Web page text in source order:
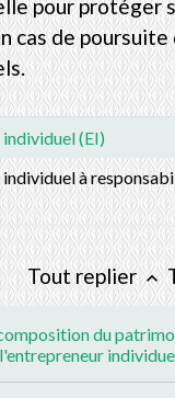
pour protéger
cas de
(EI)
individuel à
Tout replierkeyboard_arrow_up
du